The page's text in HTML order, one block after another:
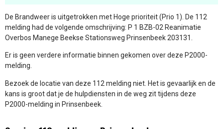
De Brandweer is uitgetrokken met Hoge prioriteit (Prio 1). De 112
melding had de volgende omschrijving: P 1 BZB-02 Reanimatie
Overbos Manege Beekse Stationsweg Prinsenbeek 203131.
Er is geen verdere informatie binnen gekomen over deze P2000-
melding.
Bezoek de locatie van deze 112 melding niet. Het is gevaarlijk en de
kans is groot dat je de hulpdiensten in de weg zit tijdens deze
P2000-melding in Prinsenbeek.